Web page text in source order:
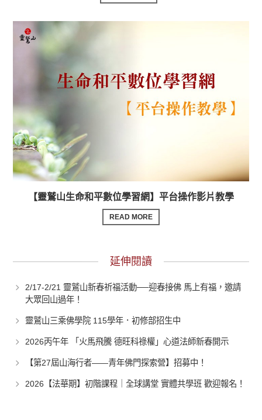
【靈鷲山生命和平數位學習網】平台操作影片教學
READ MORE
延伸閱讀
2/17-2/21 靈鷲山新春祈福活動──迎春接佛 馬上有福，邀請
大眾回山過年！
靈鷲山三乘佛學院 115學年．初修部招生中
2026丙午年 「火馬飛騰 德旺科祿權」心道法師新春開示
【第27屆山海行者——青年佛門探索營】招募中！
2026【法華期】初階課程｜全球講堂 實體共學班 歡迎報名！